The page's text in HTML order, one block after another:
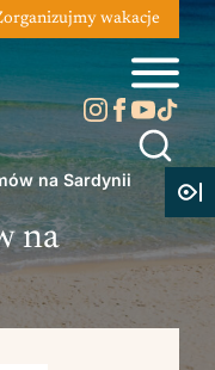
wakacje
na Sardynii
na